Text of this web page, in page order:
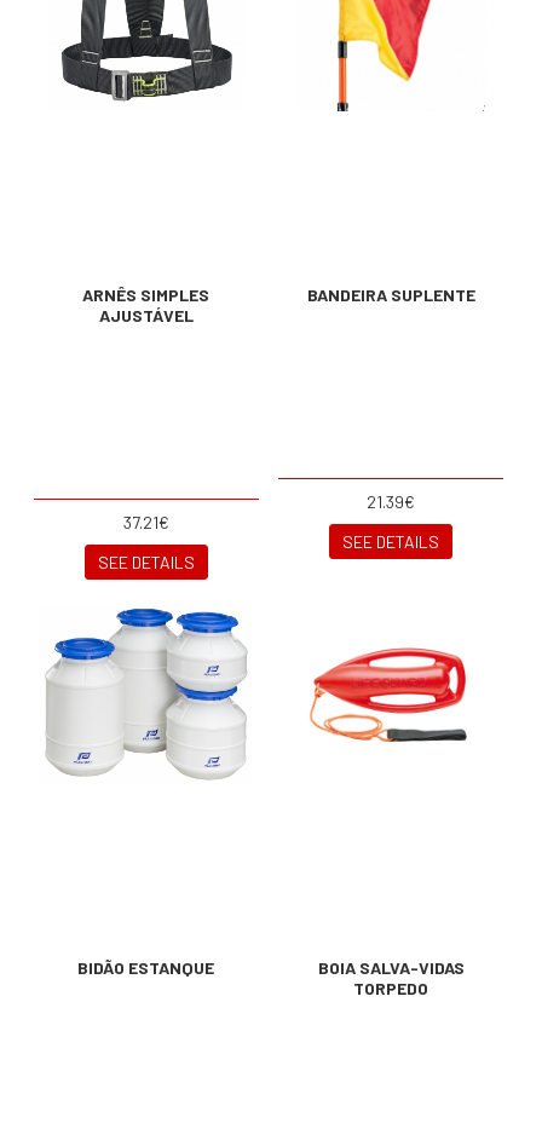
ARNÊS SIMPLES
AJUSTÁVEL
37.21€
SEE DETAILS
BANDEIRA SUPLENTE
21.39€
SEE DETAILS
BIDÃO ESTANQUE
BOIA SALVA-VIDAS
TORPEDO